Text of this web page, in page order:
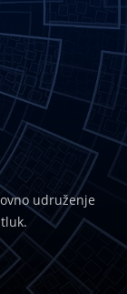
udruženje